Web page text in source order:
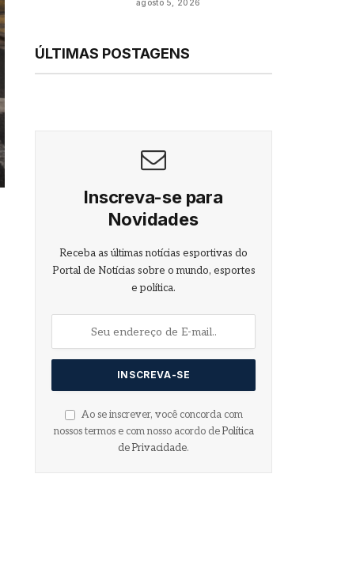
agosto 5, 2026
ÚLTIMAS POSTAGENS
Inscreva-se para
Novidades
Receba as últimas notícias esportivas do
Portal de Notícias sobre o mundo, esportes
e política.
Ao se inscrever, você concorda com
nossos termos e com nosso acordo de Política
de Privacidade.